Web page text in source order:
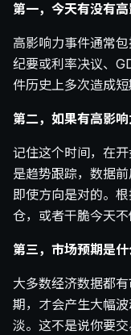
第一，今天有没有
高影响力事件通常
纪要或利率决议、
件历史上多次造成
第二，如果有高影响
记住这个时间，在
是趋势跟踪，数据
即使方向是对的。
仓，或者干脆今天不
第三，市场预期是什
大多数经济数据都
期，才会产生大幅
淡。这不是说你要交